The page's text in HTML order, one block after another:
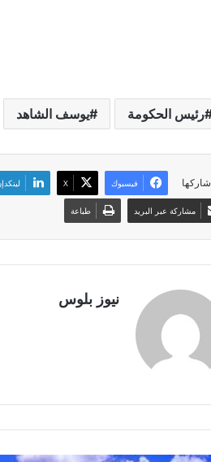
رئيس الحكومة يوسف الشاهد
شاركها فيسبوك X
مشاركة عبر البريد طباعة
نيوز بلوس